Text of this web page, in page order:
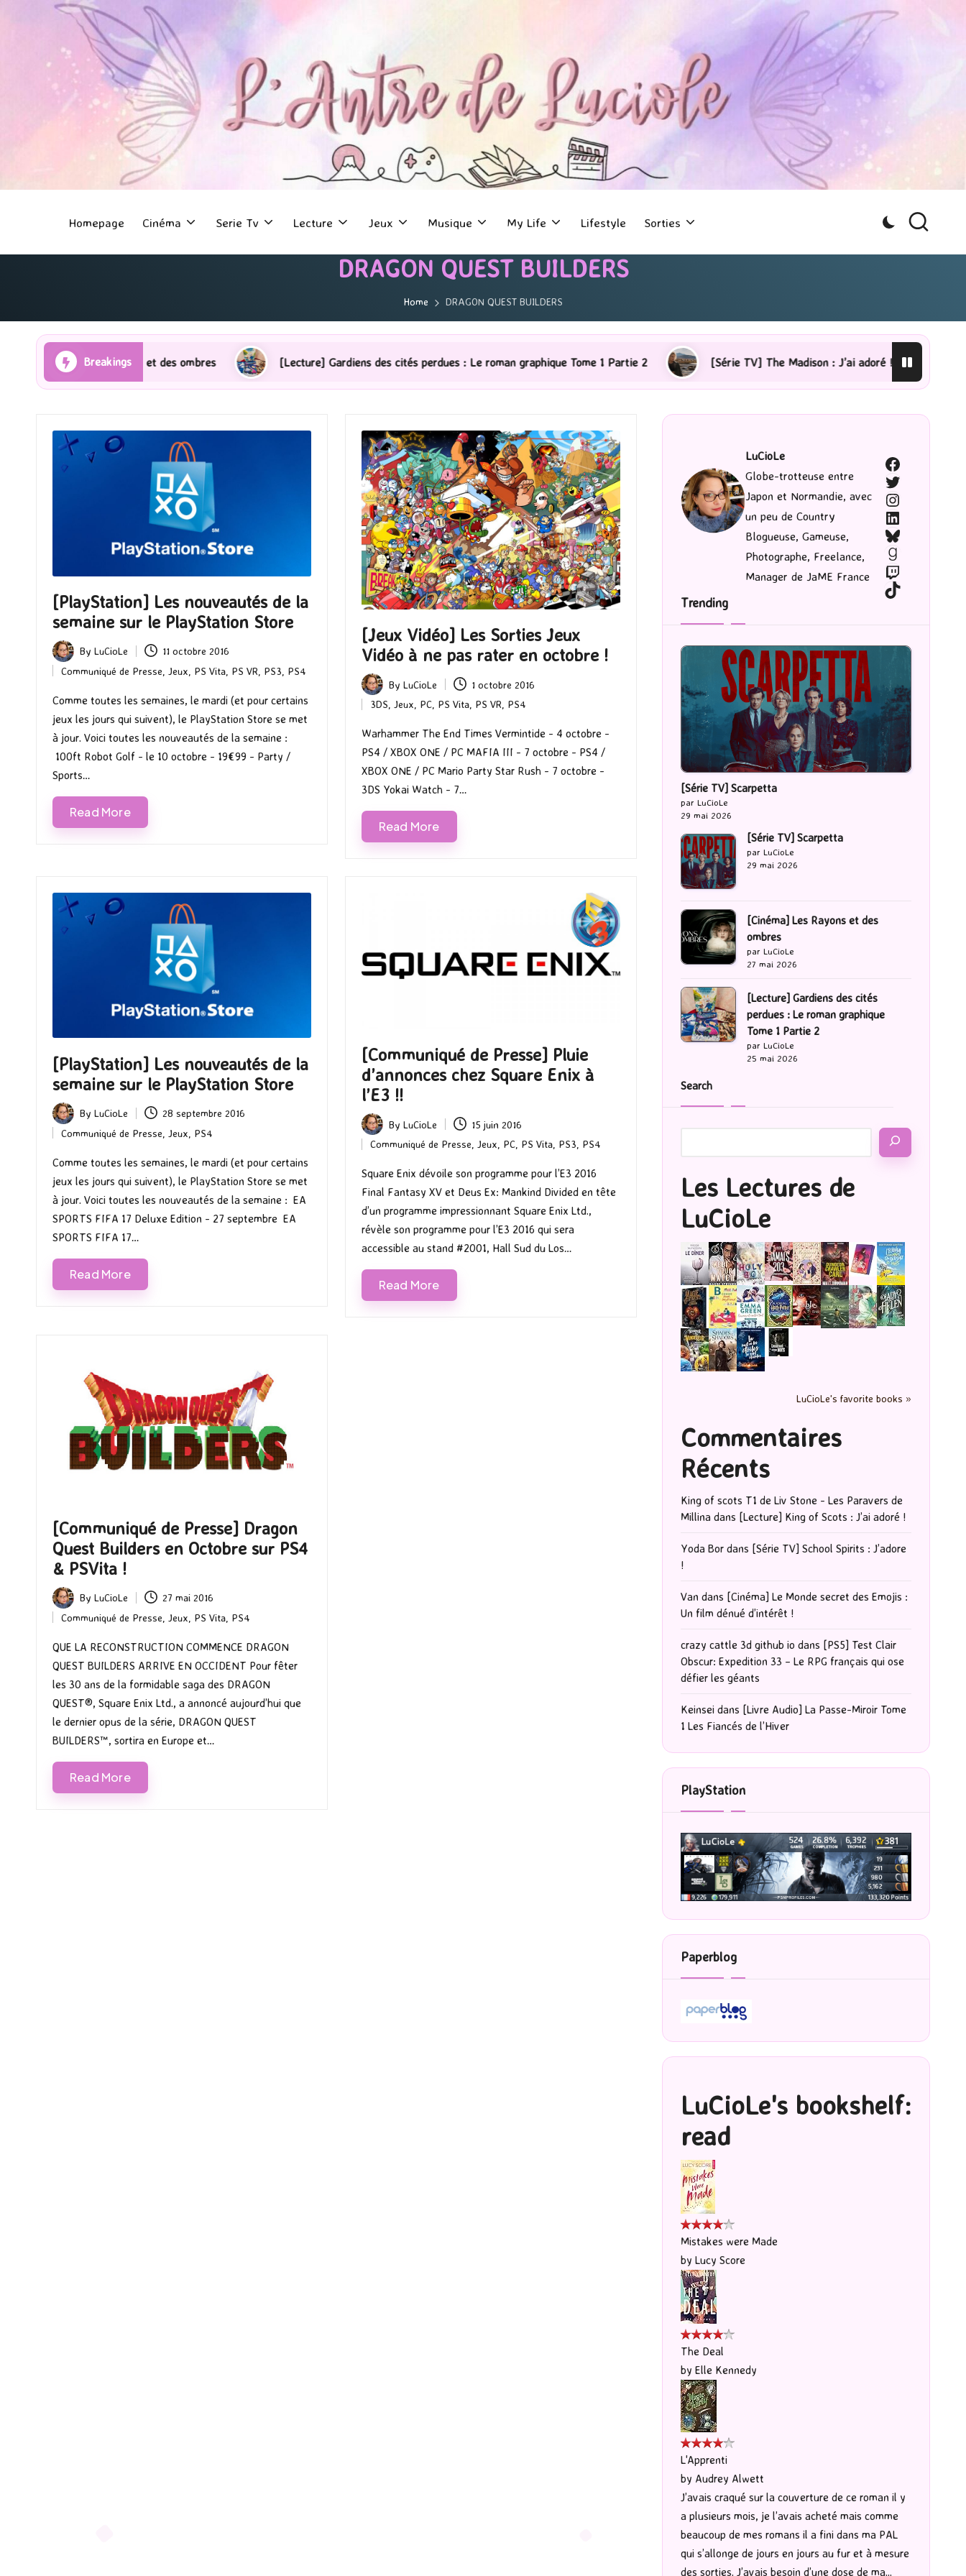
Homepage Cinéma Serie Tv Lecture Jeux Musique My Life Lifestyle Sorties
DRAGON QUEST BUILDERS
Home DRAGON QUEST BUILDERS
Breakings
Rayons et des ombres [Lecture] Gardiens des cités perdues : Le roman graphique Tome 1 Partie 2 [Série TV] The Madison : J’ai adoré ! [Lecture] La femme
[PlayStation] Les nouveautés de la
semaine sur le PlayStation Store
Posted
by
By LuCioLe 11 octobre 2016
Posted
in
Communiqué de Presse Jeux PS Vita PS VR PS3 PS4
Comme toutes les semaines, le mardi (et pour certains
jeux les jours qui suivent), le PlayStation Store se met
à jour. Voici toutes les nouveautés de la semaine :
100ft Robot Golf - le 10 octobre - 19€99 - Party /
Sports…
Read More
[Jeux Vidéo] Les Sorties Jeux
Vidéo à ne pas rater en octobre !
Posted
by
By LuCioLe 1 octobre 2016
Posted
in
3DS Jeux PC, PS Vita, PS VR PS4
Warhammer The End Times Vermintide - 4 octobre -
PS4 / XBOX ONE / PC MAFIA III - 7 octobre - PS4 /
XBOX ONE / PC Mario Party Star Rush - 7 octobre -
3DS Yokai Watch - 7…
Read More
[PlayStation] Les nouveautés de la
semaine sur le PlayStation Store
Posted
by
By LuCioLe 28 septembre 2016
Posted
in
Communiqué de Presse Jeux PS4
Comme toutes les semaines, le mardi (et pour certains
jeux les jours qui suivent), le PlayStation Store se met
à jour. Voici toutes les nouveautés de la semaine : EA
SPORTS FIFA 17 Deluxe Edition - 27 septembre EA
SPORTS FIFA 17…
Read More
[Communiqué de Presse] Pluie
d’annonces chez Square Enix à
l’E3 !!
Posted
by
By LuCioLe 15 juin 2016
Posted
in
Communiqué de Presse Jeux PC, PS Vita, PS3 PS4
Square Enix dévoile son programme pour l’E3 2016
Final Fantasy XV et Deus Ex: Mankind Divided en tête
d’un programme impressionnant Square Enix Ltd.,
révèle son programme pour l’E3 2016 qui sera
accessible au stand #2001, Hall Sud du Los…
Read More
[Communiqué de Presse] Dragon
Quest Builders en Octobre sur PS4
& PSVita !
Posted
by
By LuCioLe 27 mai 2016
Posted
in
Communiqué de Presse Jeux PS Vita PS4
QUE LA RECONSTRUCTION COMMENCE DRAGON
QUEST BUILDERS ARRIVE EN OCCIDENT Pour fêter
les 30 ans de la formidable saga des DRAGON
QUEST®, Square Enix Ltd., a annoncé aujourd’hui que
le dernier opus de la série, DRAGON QUEST
BUILDERS™, sortira en Europe et…
Read More
LuCioLe
Globe-trotteuse entre
Japon et Normandie, avec
un peu de Country
Blogueuse, Gameuse,
Photographe, Freelance,
Manager de JaME France
Facebook
Twitter
Instagram
LinkedIn
Bluesky
Goodreads
Twitch
TikTok
Trending
[Série TV] Scarpetta
par LuCioLe
29 mai 2026
[Série TV] Scarpetta
par LuCioLe
29 mai 2026
[Cinéma] Les Rayons et des
ombres
par LuCioLe
27 mai 2026
[Lecture] Gardiens des cités
perdues : Le roman graphique
Tome 1 Partie 2
par LuCioLe
25 mai 2026
Search
Les Lectures de
LuCioLe
LuCioLe's favorite books »
Commentaires
Récents
King of scots T1 de Liv Stone - Les Paravers de
Millinadans [Lecture] King of Scots : J’ai adoré !
Yoda Bordans [Série TV] School Spirits : J’adore
!
Van dans [Cinéma] Le Monde secret des Emojis :
Un film dénué d’intérêt !
crazy cattle 3d github io dans [PS5] Test Clair
Obscur: Expedition 33 – Le RPG français qui ose
défier les géants
Keinseidans [Livre Audio] La Passe-Miroir Tome
1 Les Fiancés de l’Hiver
PlayStation
Paperblog
LuCioLe's bookshelf:
read
Mistakes were Made
by Lucy Score
The Deal
by Elle Kennedy
L'Apprenti
by Audrey Alwett
J’avais craqué sur la couverture de ce roman il y
a plusieurs mois, je l’avais acheté mais comme
beaucoup de mes romans il a fini dans ma PAL
qui s’allonge de jours en jours au fur et à mesure
des sorties. J’avais besoin d’une dose de ma...